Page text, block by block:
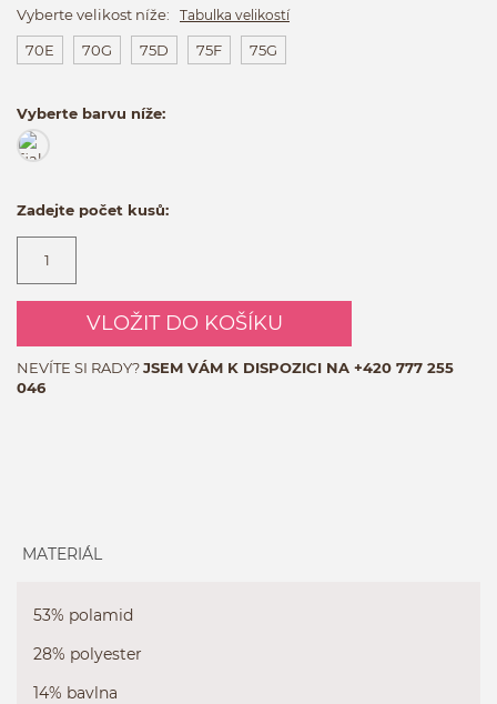
Vyberte velikost níže: Tabulka velikostí
70E 70G 75D 75F 75G
Vyberte barvu níže:
Zadejte počet kusů:
VLOŽIT DO KOŠÍKU
NEVÍTE SI RADY?JSEM VÁM K DISPOZICI NA +420 777 255
046
MATERIÁL
53% polamid
28% polyester
14% bavlna